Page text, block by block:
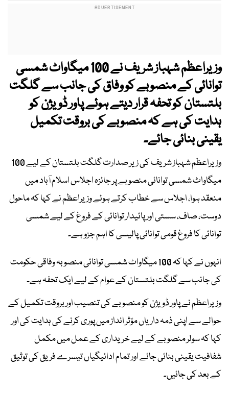
وزیراعظم شہباز شریف نے 100 میگاواٹ شمسی
توانائی کے منصوبے کو وفاق کی جانب سے گلگت
بلتستان کو تحفہ قرار دیتے ہوئے پاور ڈویژن کو
ہدایت کی ہے کہ منصوبے کی بروقت تکمیل
یقینی بنائی جائے۔
وزیراعظم شہباز شریف کی زیر صدارت گلگت بلتستان کے لیے 100
میگاواٹ شمسی توانائی منصوبے پر جائزہ اجلاس اسلام آباد میں
منعقد ہوا، اجلاس سے خطاب کرتے ہوئے وزیراعظم نے کہا کہ ماحول
دوست، صاف، سستی اور پائیدار توانائی کے فروغ کے لیے شمسی
توانائی کا فروغ قومی توانائی پالیسی کا اہم جزو ہے۔
انہوں نے کہا کہ 100 میگاواٹ شمسی توانائی منصوبہ وفاقی حکومت
کی جانب سے گلگت بلتستان کے عوام کے لیے ایک تحفہ ہے۔
وزیراعظم نے پاور ڈویژن کو منصوبے کی تنصیب اور بروقت تکمیل کے
حوالے سے اپنی ذمہ داریاں مؤثر انداز میں پوری کرنے کی ہدایت کی اور
کہا کہ سولر منصوبے کے لیے خریداری کے عمل میں مکمل
شفافیت یقینی بنائی جائے اور تمام ادائیگیاں تیسرے فریق کی توثیق
کے بعد کی جائیں۔